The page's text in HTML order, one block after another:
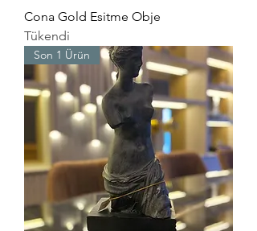
Cona Gold Esitme Obje
Tükendi
Son 1 Ürün